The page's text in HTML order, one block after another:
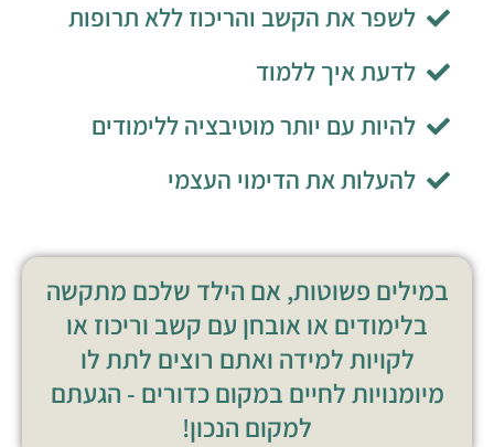
לשפר את הקשב והריכוז ללא תרופות
לדעת איך ללמוד
להיות עם יותר מוטיבציה ללימודים
להעלות את הדימוי העצמי
במילים פשוטות, אם הילד שלכם מתקשה
בלימודים או אובחן עם קשב וריכוז או
לקויות למידה ואתם רוצים לתת לו
מיומנויות לחיים במקום כדורים - הגעתם
למקום הנכון!